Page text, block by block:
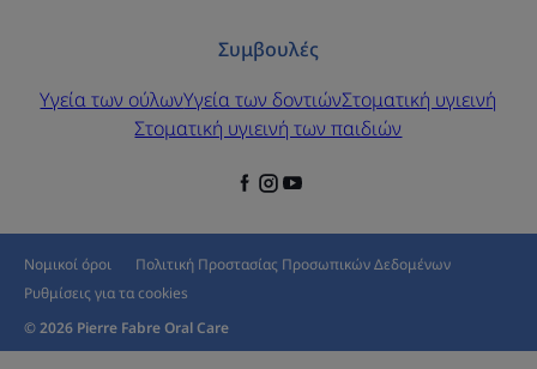
Συμβουλές
Υγεία των ούλωνΥγεία των δοντιώνΣτοματική υγιεινή
Στοματική υγιεινή των παιδιών
Νομικοί όροι
Πολιτική Προστασίας Προσωπικών Δεδομένων
Ρυθμίσεις για τα cookies
© 2026 Pierre Fabre Oral Care